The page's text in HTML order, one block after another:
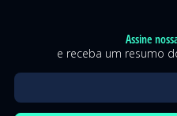
Assine
e receba um resumo